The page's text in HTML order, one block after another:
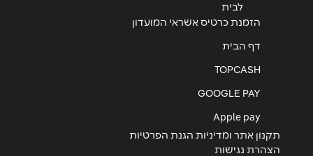
לבית
הזמנת כרטיס אשראי המועדון
דף הבית
TOPCASH
GOOGLE PAY
Apple pay
תקנון אתר ומדיניות הגנת הפרטיות
הצהרת נגישות